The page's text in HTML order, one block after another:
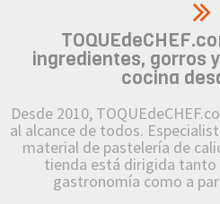
ingredientes, gorros
cocina
Desde 2010,
al alcance de todos.
material de pastelería de
tienda está dirigida tanto
gastronomía como a